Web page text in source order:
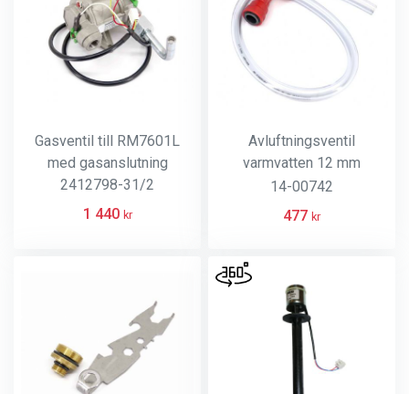
Gasventil till RM7601L
med gasanslutning
2412798-31/2
1 440 kr
Avluftningsventil
varmvatten 12 mm
automatisk John Guest
anslutning
14-00742
477 kr